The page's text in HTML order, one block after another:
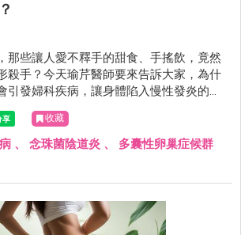
那些讓人愛不釋手的甜食、手搖飲，竟然
殺手？今天瑜芹醫師要來告訴大家，為什
引發婦科疾病，讓身體陷入慢性發炎的惡
收藏
、 念珠菌陰道炎 、 多囊性卵巢症候群